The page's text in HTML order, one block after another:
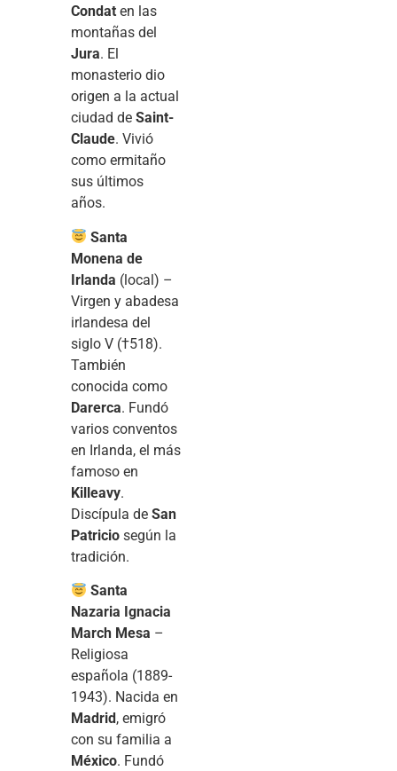
Condat en las
montañas del
Jura. El
monasterio dio
origen a la actual
ciudad de Saint-
Claude. Vivió
como ermitaño
sus últimos
años.
Santa
Monena de
Irlanda (local) –
Virgen y abadesa
irlandesa del
siglo V (†518).
También
conocida como
Darerca. Fundó
varios conventos
en Irlanda, el más
famoso en
Killeavy.
Discípula de San
Patricio según la
tradición.
Santa
Nazaria Ignacia
March Mesa –
Religiosa
española (1889-
1943). Nacida en
Madrid, emigró
con su familia a
México. Fundó